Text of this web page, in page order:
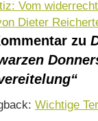
Vom
Dieter
zu
Wichtige